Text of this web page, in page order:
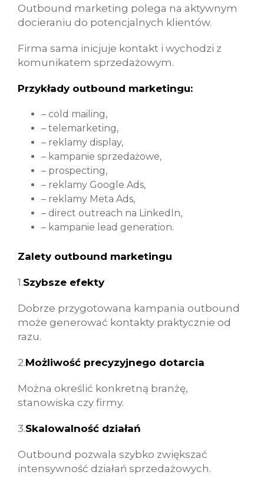
Outbound marketing polega na aktywnym
docieraniu do potencjalnych klientów.
Firma sama inicjuje kontakt i wychodzi z
komunikatem sprzedażowym.
Przykłady outbound marketingu:
– cold mailing,
– telemarketing,
– reklamy display,
– kampanie sprzedażowe,
– prospecting,
– reklamy Google Ads,
– reklamy Meta Ads,
– direct outreach na LinkedIn,
– kampanie lead generation.
Zalety outbound marketingu
1.Szybsze efekty
Dobrze przygotowana kampania outbound
może generować kontakty praktycznie od
razu.
2.Możliwość precyzyjnego dotarcia
Można określić konkretną branżę,
stanowiska czy firmy.
3.Skalowalność działań
Outbound pozwala szybko zwiększać
intensywność działań sprzedażowych.